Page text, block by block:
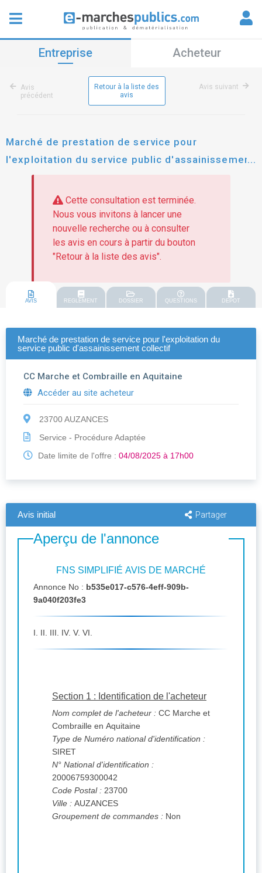
Entreprise Acheteur
Avis
précédent
Retour à la liste des
avis
Avis suivant
Marché de prestation de service pour
l'exploitation du service public d'assainissement
collectif
Cette consultation est terminée.
Nous vous invitons à lancer une
nouvelle recherche ou à consulter
les avis en cours à partir du bouton
"Retour à la liste des avis".
AVIS REGLEMENT DOSSIER QUESTIONS DEPOT
Marché de prestation de service pour l'exploitation du
service public d'assainissement collectif
CC Marche et Combraille en Aquitaine
Accéder au site acheteur
23700 AUZANCES
Service - Procédure Adaptée
Date limite de l'offre : 04/08/2025 à 17h00
Avis initial Partager
Aperçu de l'annonce
FNS SIMPLIFIÉ AVIS DE MARCHÉ
Annonce No : b535e017-c576-4eff-909b-
9a040f203fe3
I. II. III. IV. V. VI.
Section 1 : Identification de l'acheteur
Nom complet de l'acheteur : CC Marche et
Combraille en Aquitaine
Type de Numéro national d'identification :
SIRET
N° National d'identification :
20006759300042
Code Postal : 23700
Ville : AUZANCES
Groupement de commandes : Non